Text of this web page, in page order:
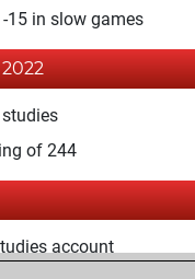
15 in slow games
of 244
account